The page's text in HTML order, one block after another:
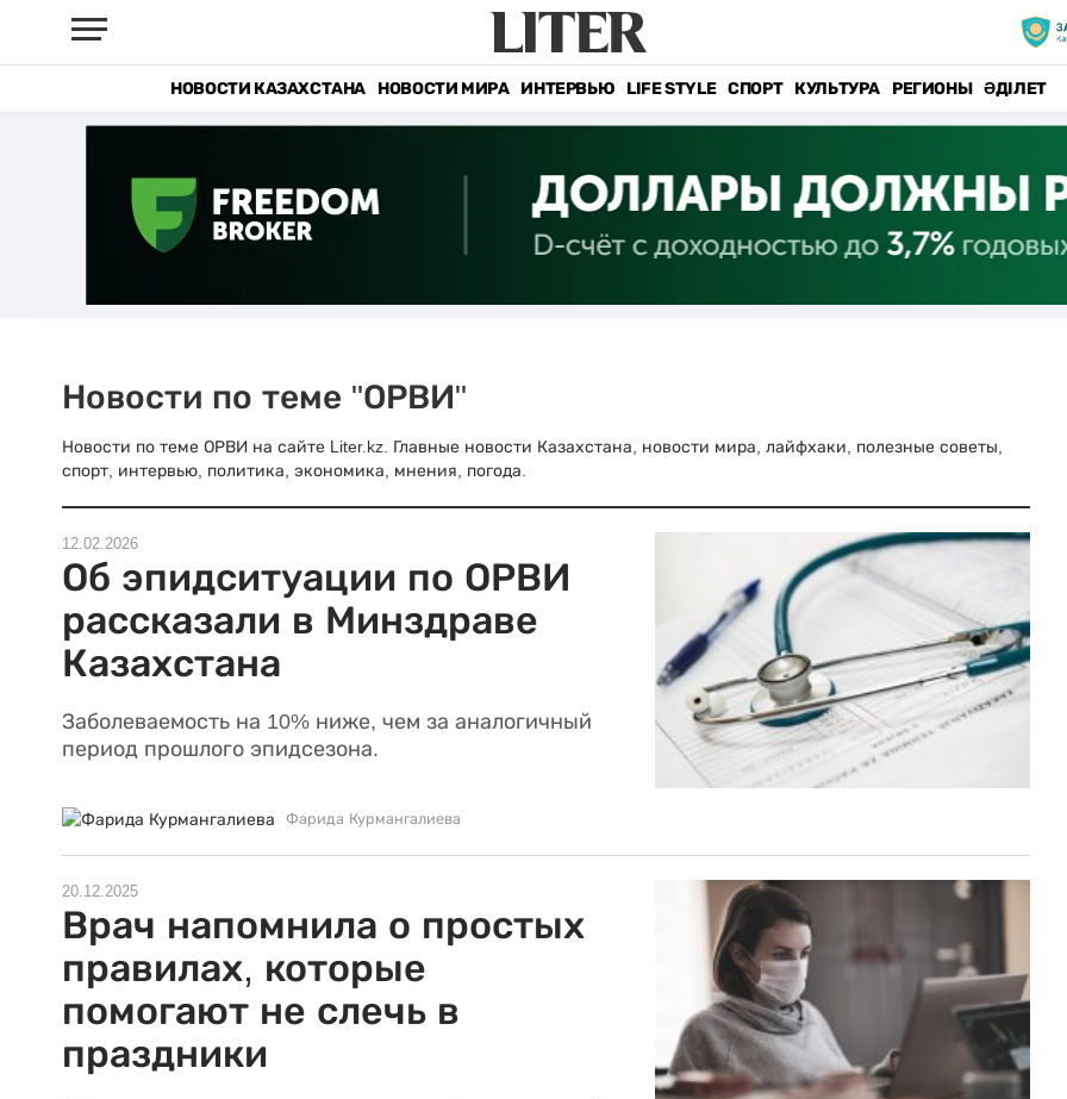
НОВОСТИ КАЗАХСТАНА НОВОСТИ МИРА ИНТЕРВЬЮ LIFE STYLE СПОРТ КУЛЬТУРА РЕГИОНЫ ӘДІЛЕТ
Новости по теме "ОРВИ"
Новости по теме ОРВИ на сайте Liter.kz. Главные новости Казахстана, новости мира, лайфхаки, полезные советы,
спорт, интервью, политика, экономика, мнения, погода.
12.02.2026
Об эпидситуации по ОРВИ
рассказали в Минздраве
Казахстана
Заболеваемость на 10% ниже, чем за аналогичный
период прошлого эпидсезона.
Фарида Курмангалиева
20.12.2025
Врач напомнила о простых
правилах, которые
помогают не слечь в
праздники